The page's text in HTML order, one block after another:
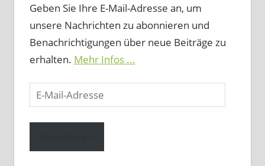
Geben Sie Ihre E-Mail-Adresse an, um
unsere Nachrichten zu abonnieren und
Benachrichtigungen über neue Beiträge zu
erhalten. Mehr Infos ...
E-
Mail-
Adresse